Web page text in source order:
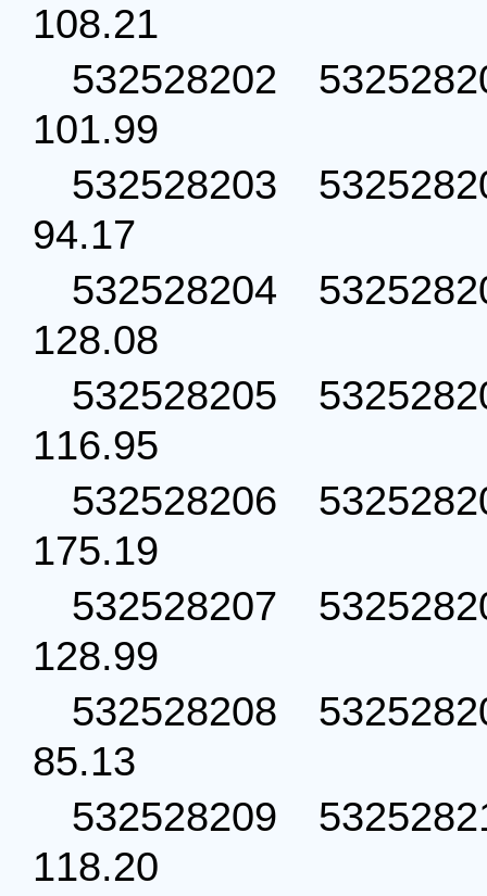
108.21
532528202
101.99
532528203
94.17
532528204
128.08
532528205
116.95
532528206
175.19
532528207
128.99
532528208
85.13
532528209
118.20